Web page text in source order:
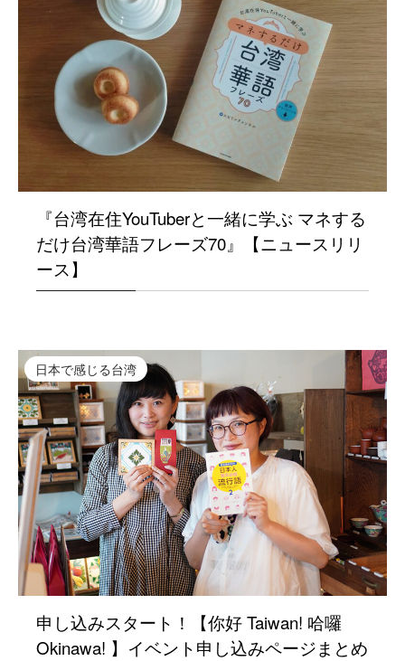
『台湾在住YouTuberと一緒に学ぶ マネする
だけ台湾華語フレーズ70』【ニュースリリ
ース】
日本で感じる台湾
申し込みスタート！【你好 Taiwan! 哈囉
Okinawa! 】イベント申し込みページまとめ